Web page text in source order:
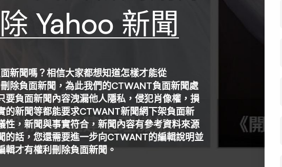
Yahoo 新聞
新聞嗎？相信大家都想知道怎樣才能從
除負面新聞，為此我們的CTWANT負面新聞處
要負面新聞內容洩漏他人隱私，侵犯肖像權，損
的新聞等都能要求CTWANT新聞網下架負面新
性，新聞與事實符合，新聞內容有參考資料來源
的話，您還需要進一步向CTWANT的編輯說明並
輯才有權利刪除負面新聞。